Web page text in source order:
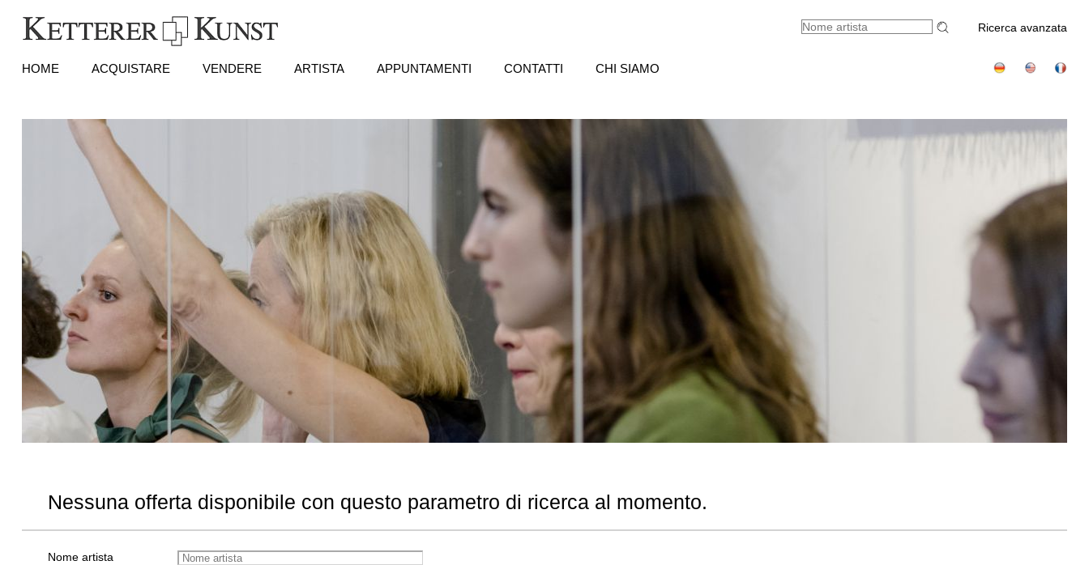
Ricerca avanzata
HOME ACQUISTARE VENDERE ARTISTA APPUNTAMENTI CONTATTI CHI SIAMO
Nessuna offerta disponibile con questo parametro di ricerca al momento.
Nome artista